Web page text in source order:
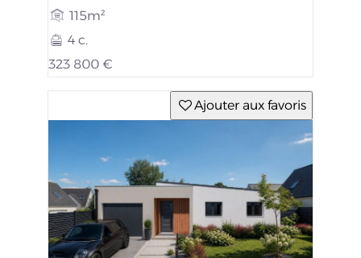
115m²
4 c.
323 800 €
Ajouter aux favoris